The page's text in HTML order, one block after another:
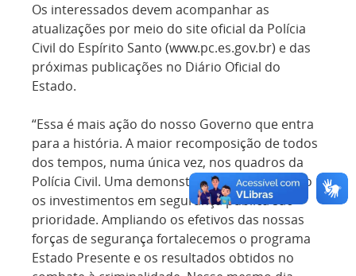
Os interessados devem acompanhar as
atualizações por meio do site oficial da Polícia
Civil do Espírito Santo (www.pc.es.gov.br) e das
próximas publicações no Diário Oficial do
Estado.
“Essa é mais ação do nosso Governo que entra
para a história. A maior recomposição de todos
dos tempos, numa única vez, nos quadros da
Polícia Civil. Uma demonstração clara de como
os investimentos em segurança pública são
prioridade. Ampliando os efetivos das nossas
forças de segurança fortalecemos o programa
Estado Presente e os resultados obtidos no